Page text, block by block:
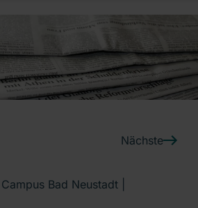
KLINIKUM AG
Nächste
Bad Neustadt |